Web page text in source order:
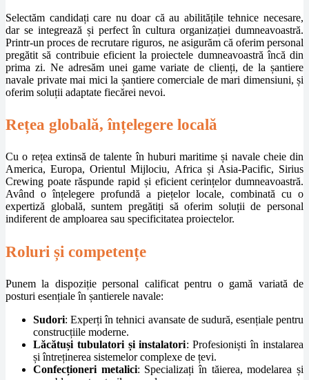
Selectăm candidați care nu doar că au abilitățile tehnice necesare,
dar se integrează și perfect în cultura organizației dumneavoastră.
Printr-un proces de recrutare riguros, ne asigurăm că oferim personal
pregătit să contribuie eficient la proiectele dumneavoastră încă din
prima zi. Ne adresăm unei game variate de clienți, de la șantiere
navale private mai mici la șantiere comerciale de mari dimensiuni, și
oferim soluții adaptate fiecărei nevoi.
Rețea globală, înțelegere locală
Cu o rețea extinsă de talente în huburi maritime și navale cheie din
America, Europa, Orientul Mijlociu, Africa și Asia-Pacific, Sirius
Crewing poate răspunde rapid și eficient cerințelor dumneavoastră.
Având o înțelegere profundă a piețelor locale, combinată cu o
expertiză globală, suntem pregătiți să oferim soluții de personal
indiferent de amploarea sau specificitatea proiectelor.
Roluri și competențe
Punem la dispoziție personal calificat pentru o gamă variată de
posturi esențiale în șantierele navale:
Sudori: Experți în tehnici avansate de sudură, esențiale pentru
construcțiile moderne.
Lăcătuși tubulatori și instalatori: Profesioniști în instalarea
și întreținerea sistemelor complexe de țevi.
Confecționeri metalici: Specializați în tăierea, modelarea și